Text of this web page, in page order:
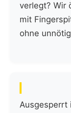
verlegt? Wir
mit
ohne
Ausgesperrt